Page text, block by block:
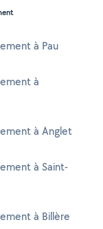
à Pau
à
à Anglet
à Saint-
à Billère